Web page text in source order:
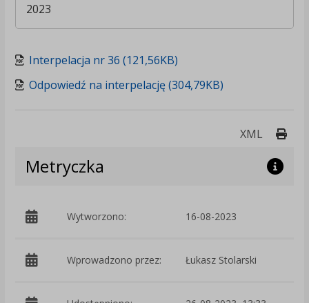
2023
Interpelacja nr 36 (121,56KB)
Odpowiedź na interpelację (304,79KB)
XML
Metryczka
Wytworzono: 16-08-2023
Wprowadzono przez: Łukasz Stolarski